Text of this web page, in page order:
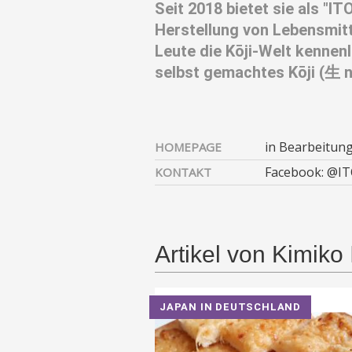
Seit 2018 bietet sie als
Herstellung von
Leute die Kōji-Welt
selbst gemachtes Kōji (生
HOMEPAGE in
KONTAKT Facebook:
Artikel von Kimiko
JAPAN IN DEUTSCHLAND